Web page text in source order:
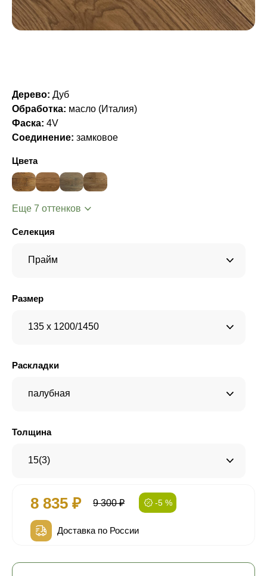
Дерево: Дуб
Обработка: масло (Италия)
Фаска: 4V
Соединение: замковое
Цвета
Еще 7 оттенков
Селекция
Прайм
Размер
135 x 1200/1450
Раскладки
палубная
Толщина
15(3)
8 835 ₽ 9 300 ₽ -5 %
Доставка по России